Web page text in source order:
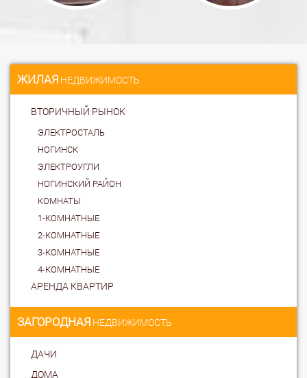
ЖИЛАЯ НЕДВИЖИМОСТЬ
ВТОРИЧНЫЙ РЫНОК
ЭЛЕКТРОСТАЛЬ
НОГИНСК
ЭЛЕКТРОУГЛИ
НОГИНСКИЙ РАЙОН
КОМНАТЫ
1-КОМНАТНЫЕ
2-КОМНАТНЫЕ
3-КОМНАТНЫЕ
4-КОМНАТНЫЕ
АРЕНДА КВАРТИР
ЗАГОРОДНАЯ НЕДВИЖИМОСТЬ
ДАЧИ
ДОМА